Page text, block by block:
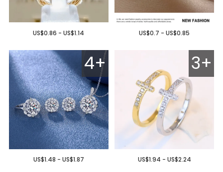
US$0.86 - US$1.14 US$0.7 - US$0.85
4+
US$1.48 - US$1.87
3+
US$1.94 - US$2.24